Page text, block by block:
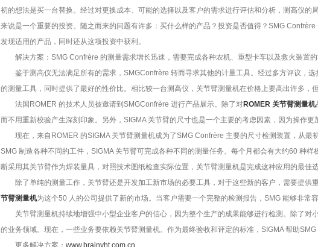
初的想法是买一台替换。经过对更换成本、可能的选择以及客户的需求进行评估和分析，测高仪的
来说是一个重要的投资。随之而来的问题有许多：买什么样的产品？投资是否值得？SMG
发现适用的产品，同时还从这项投资中获利。
解决方案：SMG Confrère 的测量需求增长迅速，需要完成各种农机、重型卡车以及救火装置的
鉴于测高仪无法满足所有的需求，SMGConfrère 转而寻求其他的计量工具。经过多方评议，
的测量工具，同时提供了最好的性价比。相比较一台测高仪，关节臂测量机在价格上要高出许多，
法国ROMER 的技术人员被邀请到SMGConfrère 进行产品展示。除了对ROMER 关节臂测量机
而不用重新校验产生深刻印象。另外，SIGMA 关节臂的尺寸也是一个主要的考虑因素，因为操作更
现在，来自ROMER 的SIGMA 关节臂测量机成为了SMG Confrère 主要的尺寸检测装置，从最
SMG 制造各种不同的工件，SIGMA 关节臂可完成各种不同的测量任务。每个月都会有大约60 种
断采用其关节臂作为焊装量具，对照技术图纸检查实际位置，关节臂测量机是完成这种应用的最佳选
除了单纯的测量工作，关节臂还是开发加工新市场的必要工具，对于这些新的客户，需要提供
节臂测量机为这个50 人的公司提供了新的市场。当客户需要一个完整的检测报告，SMG 能够非常容
关节臂测量机持续地增强中小型企业客户的信心，因为整个生产的成果能够进行检测。除了对
的业务领域。现在，一些业务要依赖关节臂测量机。作为最终验收和评定的标准，SIGMA 帮助SMG
更多解决方案： www.brainyht.com.cn